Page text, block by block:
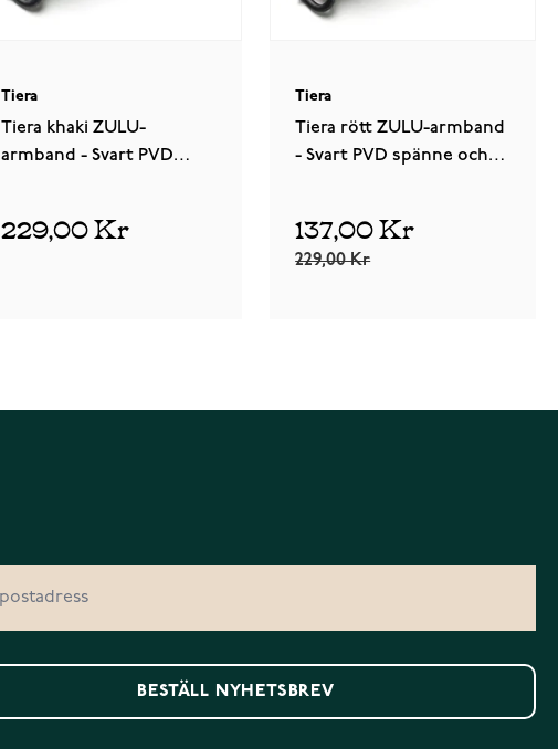
Tiera
Tiera khaki ZULU-
armband - Svart PVD
229,00 Kr
Tiera
Tiera rött ZULU-armband
- Svart PVD spänne och
137,00 Kr
229,00 Kr
BESTÄLL NYHETSBREV